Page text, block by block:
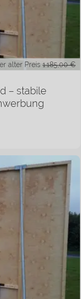
alter Preis 1.185,00 €
– stabile